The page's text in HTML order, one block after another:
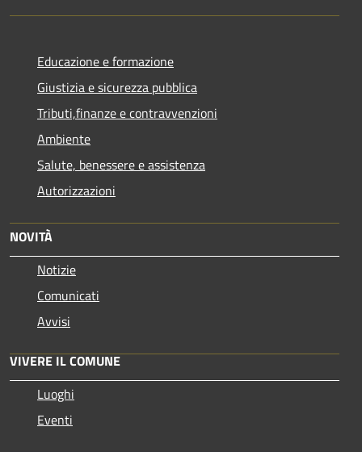
Educazione e formazione
Giustizia e sicurezza pubblica
Tributi,finanze e contravvenzioni
Ambiente
Salute, benessere e assistenza
Autorizzazioni
NOVITÀ
Notizie
Comunicati
Avvisi
VIVERE IL COMUNE
Luoghi
Eventi